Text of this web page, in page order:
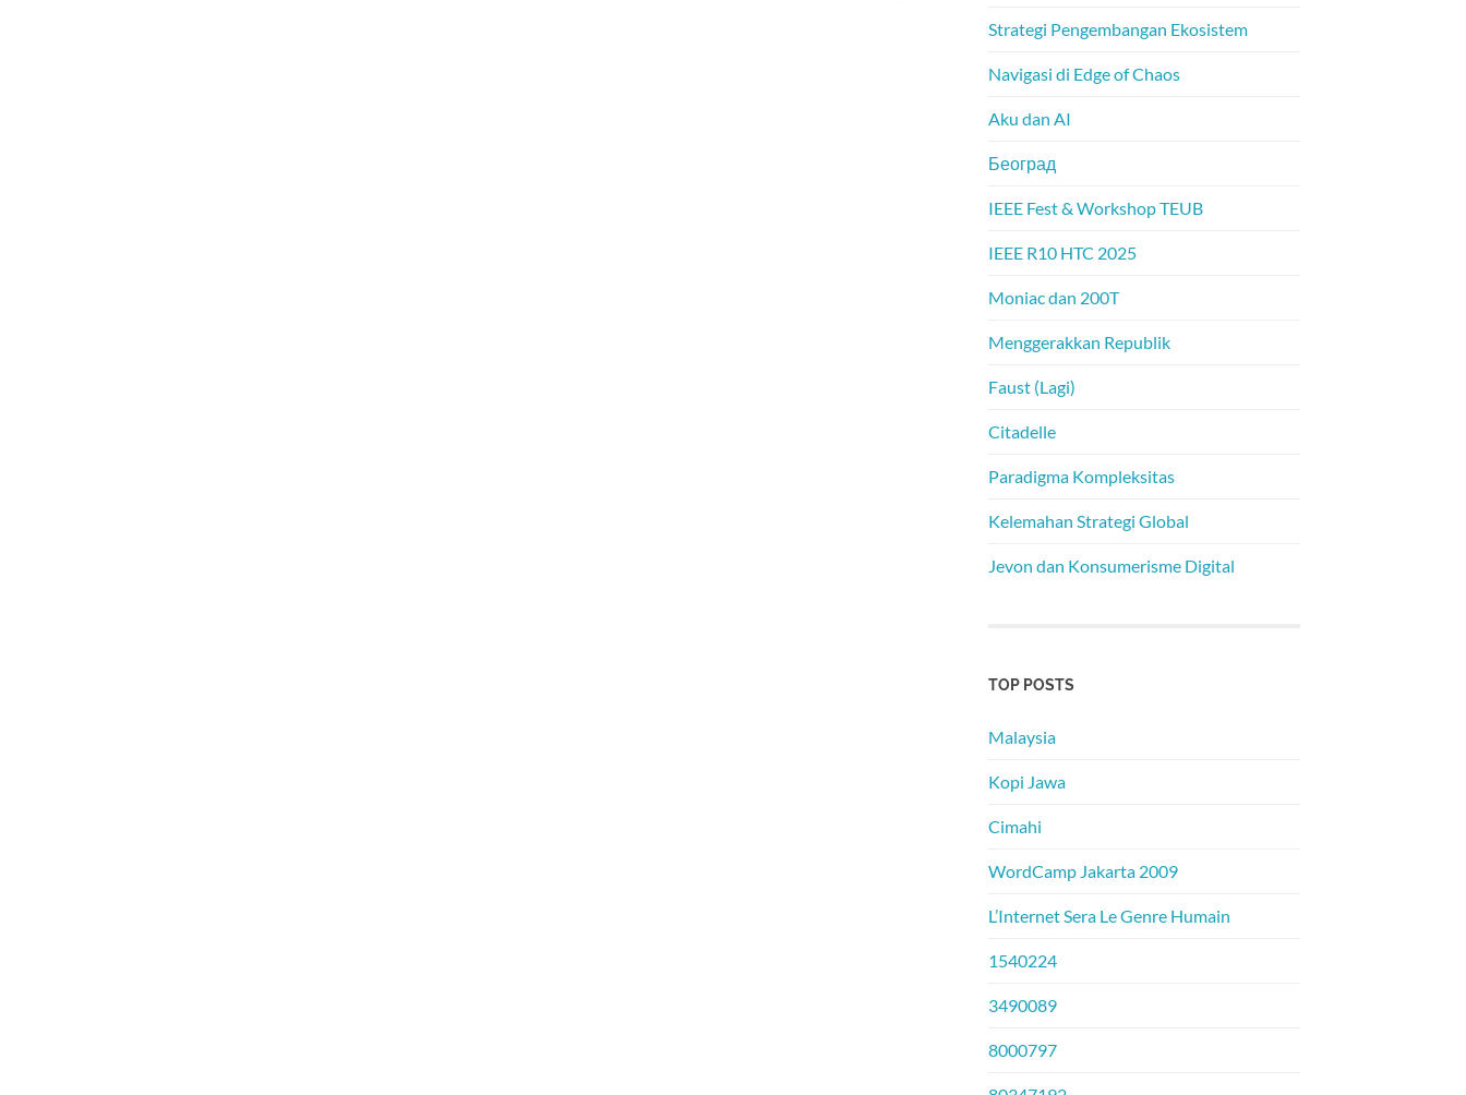
Strategi Pengembangan Ekosistem
Navigasi di Edge of Chaos
Aku dan AI
Београд
IEEE Fest & Workshop TEUB
IEEE R10 HTC 2025
Moniac dan 200T
Menggerakkan Republik
Faust (Lagi)
Citadelle
Paradigma Kompleksitas
Kelemahan Strategi Global
Jevon dan Konsumerisme Digital
TOP POSTS
Malaysia
Kopi Jawa
Cimahi
WordCamp Jakarta 2009
L’Internet Sera Le Genre Humain
1540224
3490089
8000797